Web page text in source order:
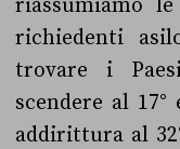
richiedenti
trovare i
scendere al
addirittura al